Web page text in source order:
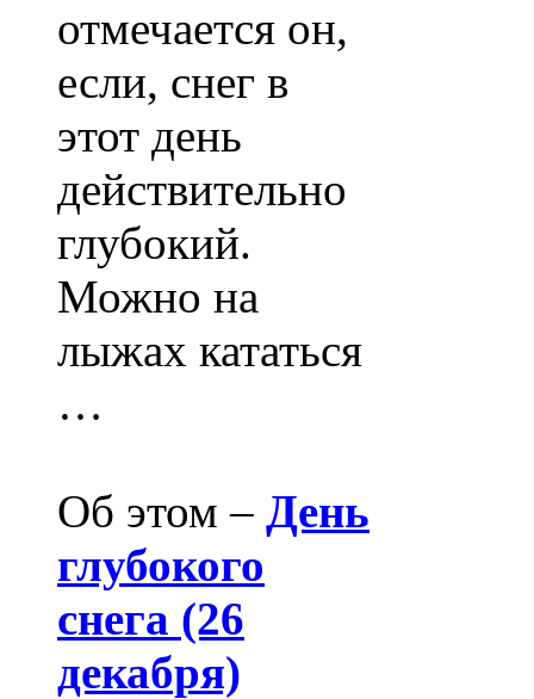
отмечается он,
если, снег в
этот день
действительно
глубокий.
Можно на
лыжах кататься
…
Об этом – День
глубокого
снега (26
декабря)